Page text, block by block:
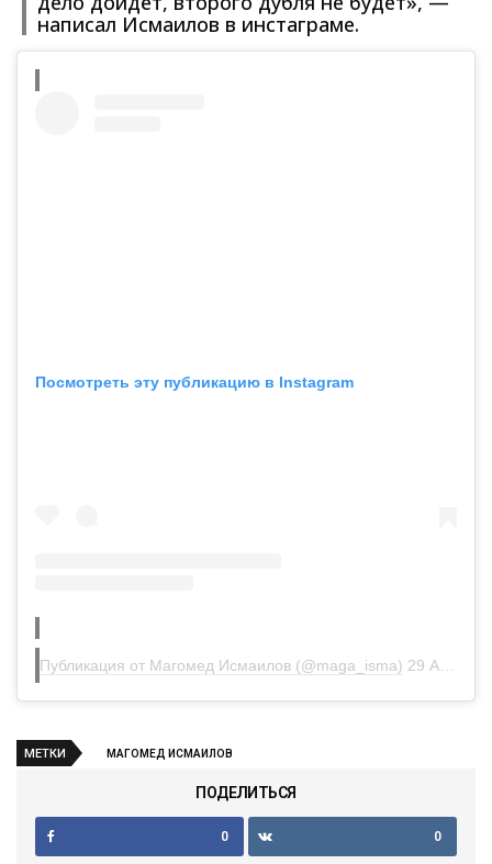
написал Исмаилов в инстаграме.
Посмотреть эту публикацию в Instagram
Публикация от Магомед Исмаилов (@maga_isma) 29 Апр 2020 в 5:23 PDT
МЕТКИ МАГОМЕД ИСМАИЛОВ
ПОДЕЛИТЬСЯ
0 0